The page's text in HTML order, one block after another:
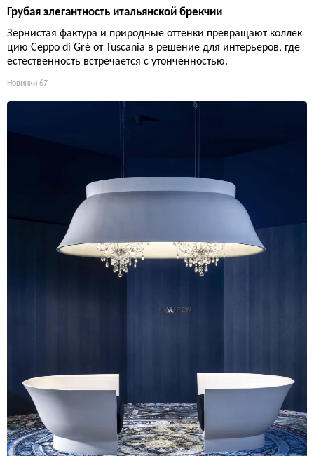
Грубая элегантность итальянской брекчии
Зернистая фактура и природные оттенки превращают коллек
цию Ceppo di Gré от Tuscania в решение для интерьеров, где
естественность встречается с утонченностью.
Новинки 67